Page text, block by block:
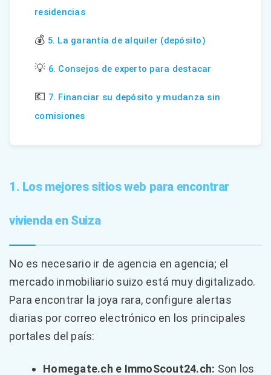
residencias
💰 5. La garantía de alquiler (depósito)
💡 6. Consejos de experto para destacar
💶 7. Financiar su depósito y mudanza sin
comisiones
1. Los mejores sitios web para encontrar
vivienda en Suiza
No es necesario ir de agencia en agencia; el
mercado inmobiliario suizo está muy digitalizado.
Para encontrar la joya rara, configure alertas
diarias por correo electrónico en los principales
portales del país:
Homegate.ch e ImmoScout24.ch: Son los